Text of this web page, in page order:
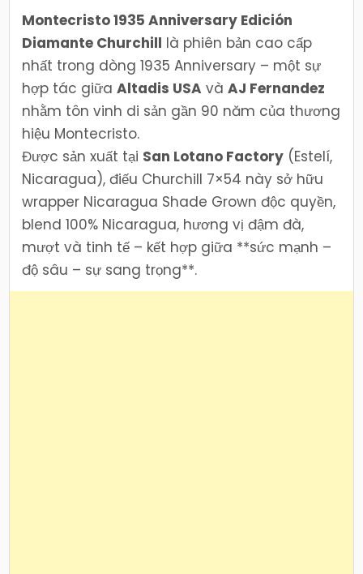
Montecristo 1935 Anniversary Edición
Diamante Churchill là phiên bản cao cấp
nhất trong dòng 1935 Anniversary – một sự
hợp tác giữaAltadis USA vàAJ Fernandez
nhằm tôn vinh di sản gần 90 năm của thương
hiệu Montecristo.
Được sản xuất tại San Lotano Factory (Estelí,
Nicaragua), điếu Churchill 7×54 này sở hữu
wrapper Nicaragua Shade Grown độc quyền,
blend 100% Nicaragua, hương vị đậm đà,
mượt và tinh tế – kết hợp giữa **sức mạnh –
độ sâu – sự sang trọng**.